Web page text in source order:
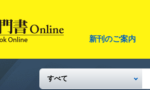
新刊のご案内